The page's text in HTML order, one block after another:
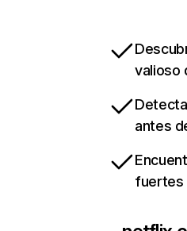
valioso
antes
fuertes